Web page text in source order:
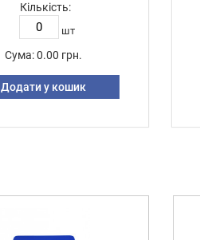
Кількість:
шт
Сума: 0.00 грн.
Додати у кошик